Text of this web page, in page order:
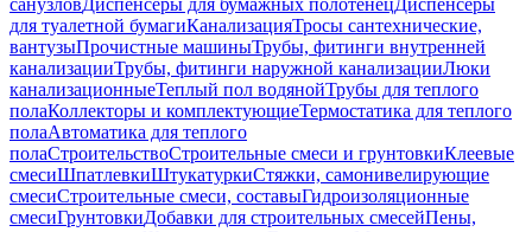
санузловДиспенсеры для бумажных полотенецДиспенсеры
для туалетной бумагиКанализацияТросы сантехнические,
вантузыПрочистные машиныТрубы, фитинги внутренней
канализацииТрубы, фитинги наружной канализацииЛюки
канализационныеТеплый пол водянойТрубы для теплого
полаКоллекторы и комплектующиеТермостатика для теплого
полаАвтоматика для теплого
полаСтроительствоСтроительные смеси и грунтовкиКлеевые
смесиШпатлевкиШтукатуркиСтяжки, самонивелирующие
смесиСтроительные смеси, составыГидроизоляционные
смесиГрунтовкиДобавки для строительных смесейПены,